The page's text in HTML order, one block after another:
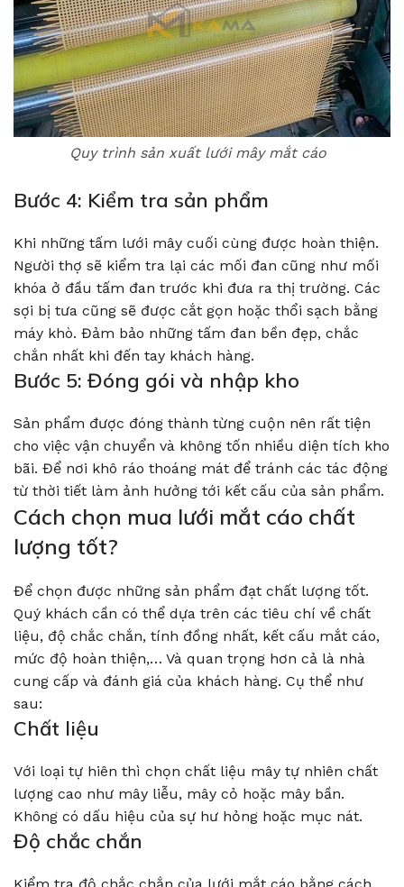
Quy trình sản xuất lưới mây mắt cáo
Bước 4: Kiểm tra sản phẩm
Khi những tấm lưới mây cuối cùng được hoàn thiện.
Người thợ sẽ kiểm tra lại các mối đan cũng như mối
khóa ở đầu tấm đan trước khi đưa ra thị trường. Các
sợi bị tưa cũng sẽ được cắt gọn hoặc thổi sạch bằng
máy khò. Đảm bảo những tấm đan bền đẹp, chắc
chắn nhất khi đến tay khách hàng.
Bước 5: Đóng gói và nhập kho
Sản phẩm được đóng thành từng cuộn nên rất tiện
cho việc vận chuyển và không tốn nhiều diện tích kho
bãi. Để nơi khô ráo thoáng mát để tránh các tác động
từ thời tiết làm ảnh hưởng tới kết cấu của sản phẩm.
Cách chọn mua lưới mắt cáo chất
lượng tốt?
Để chọn được những sản phẩm đạt chất lượng tốt.
Quý khách cần có thể dựa trên các tiêu chí về chất
liệu, độ chắc chắn, tính đồng nhất, kết cấu mắt cáo,
mức độ hoàn thiện,… Và quan trọng hơn cả là nhà
cung cấp và đánh giá của khách hàng. Cụ thể như
sau:
Chất liệu
Với loại tự hiên thì chọn chất liệu mây tự nhiên chất
lượng cao như mây liễu, mây cỏ hoặc mây bần.
Không có dấu hiệu của sự hư hỏng hoặc mục nát.
Độ chắc chắn